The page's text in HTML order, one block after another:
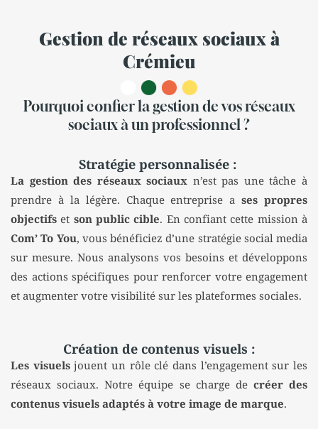
Gestion de réseaux sociaux à
Crémieu
Pourquoi confier la gestion de vos réseaux
sociaux à un professionnel ?
Stratégie personnalisée :
La gestion des réseaux sociaux n’est pas une tâche à
prendre à la légère. Chaque entreprise ases propres
objectifs et son public cible. En confiant cette mission à
Com’ To You, vous bénéficiez d’une stratégie social media
sur mesure. Nous analysons vos besoins et développons
des actions spécifiques pour renforcer votre engagement
et augmenter votre visibilité sur les plateformes sociales.
Création de contenus visuels :
Les visuelsjouent un rôle clé dans l’engagement sur les
réseaux sociaux. Notre équipe se charge de créer des
contenus visuels adaptés à votre image de marque.